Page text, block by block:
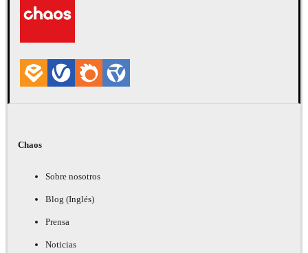
Chaos
Sobre nosotros
Blog (Inglés)
Prensa
Noticias